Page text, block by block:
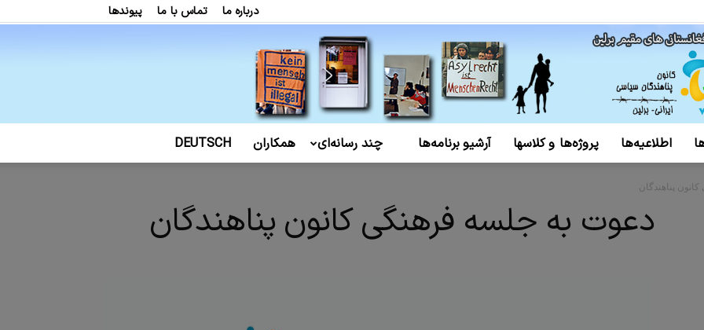
درباره ما تماس با ما پیوندها
DEUTSCH همکاران چند رسانه‌ای آرشیو برنامه‌ها پروژه‌ها و کلاسها اطلاعیه‌ها
پناهندگان
دعوت به جلسه فرهنگی کانون پناهندگان